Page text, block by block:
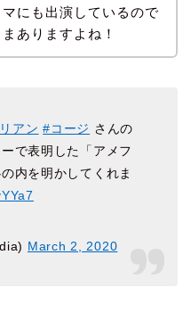
にも出演しているので
ありますよね！
アン #コージ さんの
で表明した「アメフ
内を明かしてくれま
March 2, 2020